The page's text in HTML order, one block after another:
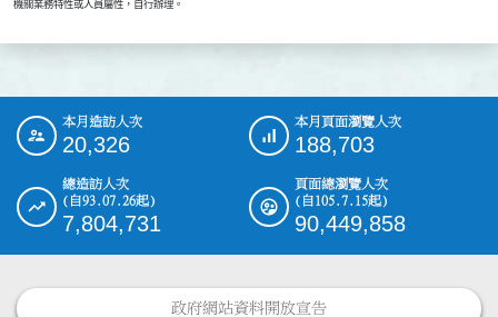
::: 本月造訪人次
20,326
本月頁面瀏覽人次
188,703
總造訪人次
(自93.07.26起)
7,804,731
頁面總瀏覽人次
(自105.7.15起)
90,449,858
政府網站資料開放宣告